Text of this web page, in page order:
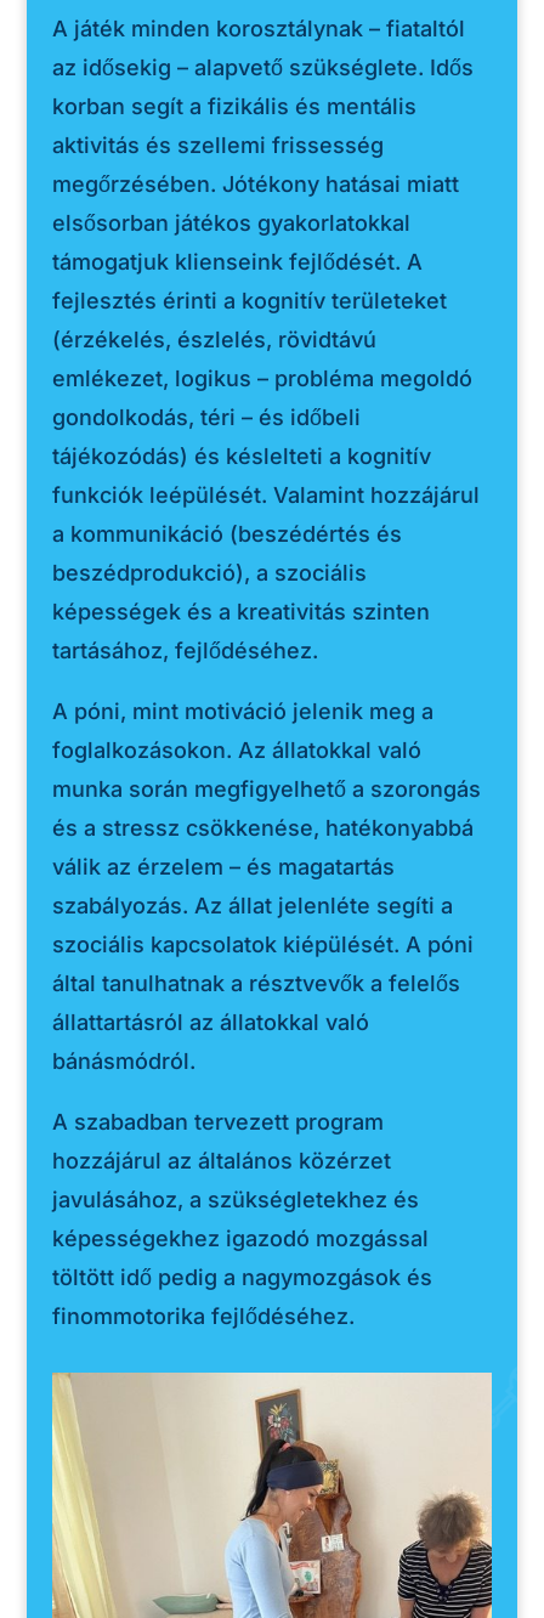
A játék minden korosztálynak – fiataltól
az idősekig – alapvető szükséglete. Idős
korban segít a fizikális és mentális
aktivitás és szellemi frissesség
megőrzésében. Jótékony hatásai miatt
elsősorban játékos gyakorlatokkal
támogatjuk klienseink fejlődését. A
fejlesztés érinti a kognitív területeket
(érzékelés, észlelés, rövidtávú
emlékezet, logikus – probléma megoldó
gondolkodás, téri – és időbeli
tájékozódás) és késlelteti a kognitív
funkciók leépülését. Valamint hozzájárul
a kommunikáció (beszédértés és
beszédprodukció), a szociális
képességek és a kreativitás szinten
tartásához, fejlődéséhez.
A póni, mint motiváció jelenik meg a
foglalkozásokon. Az állatokkal való
munka során megfigyelhető a szorongás
és a stressz csökkenése, hatékonyabbá
válik az érzelem – és magatartás
szabályozás. Az állat jelenléte segíti a
szociális kapcsolatok kiépülését. A póni
által tanulhatnak a résztvevők a felelős
állattartásról az állatokkal való
bánásmódról.
A szabadban tervezett program
hozzájárul az általános közérzet
javulásához, a szükségletekhez és
képességekhez igazodó mozgással
töltött idő pedig a nagymozgások és
finommotorika fejlődéséhez.